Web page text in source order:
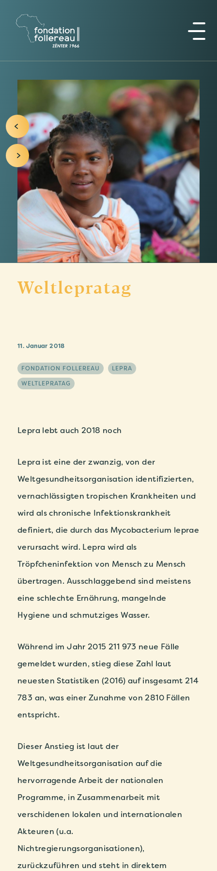
Weltlepratag
11. Januar 2018
FONDATION FOLLEREAU
LEPRA
WELTLEPRATAG
Lepra lebt auch 2018 noch
Lepra ist eine der zwanzig, von der
Weltgesundheitsorganisation identifizierten,
vernachlässigten tropischen Krankheiten und
wird als chronische Infektionskrankheit
definiert, die durch das Mycobacterium leprae
verursacht wird. Lepra wird als
Tröpfcheninfektion von Mensch zu Mensch
übertragen. Ausschlaggebend sind meistens
eine schlechte Ernährung, mangelnde
Hygiene und schmutziges Wasser.
Während im Jahr 2015 211 973 neue Fälle
gemeldet wurden, stieg diese Zahl laut
neuesten Statistiken (2016) auf insgesamt 214
783 an, was einer Zunahme von 2810 Fällen
entspricht.
Dieser Anstieg ist laut der
Weltgesundheitsorganisation auf die
hervorragende Arbeit der nationalen
Programme, in Zusammenarbeit mit
verschidenen lokalen und internationalen
Akteuren (u.a.
Nichtregierungsorganisationen),
zurückzuführen und steht in direktem